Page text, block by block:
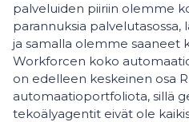
palveluiden piiriin olemme
parannuksia palvelutasossa,
ja samalla olemme saaneet
Workforcen koko
on edelleen keskeinen osa
automaatioportfoliota, sillä
tekoälyagentit eivät ole